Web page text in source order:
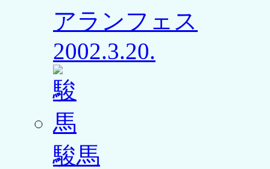
アランフェス
2002.3.20.
駿馬